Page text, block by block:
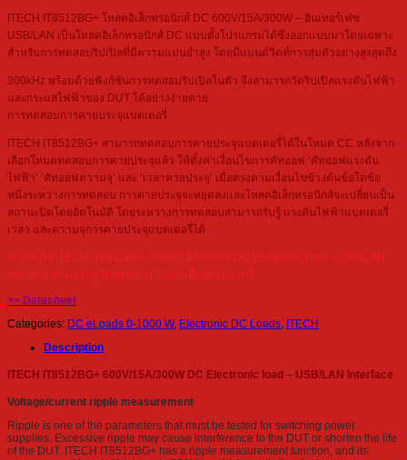
ITECH IT8512BG+ โหลดอิเล็กทรอนิกส์ DC 600V/15A/300W – อินเทอร์เฟซ
USB/LAN เป็นโหลดอิเล็กทรอนิกส์ DC แบบตั้งโปรแกรมได้ซึ่งออกแบบมาโดยเฉพาะ
สำหรับการทดสอบริปเปิลที่มีความแม่นยำสูง โดยมีแบนด์วิดท์การสุ่มตัวอย่างสูงสุดถึง
300kHz พร้อมด้วยฟังก์ชันการทดสอบริปเปิลในตัว จึงสามารถวัดริปเปิลแรงดันไฟฟ้า
และกระแสไฟฟ้าของ DUT ได้อย่างง่ายดาย
การทดสอบการคายประจุแบตเตอรี่
ITECH IT8512BG+ สามารถทดสอบการคายประจุแบตเตอรี่ได้ในโหมด CC หลังจาก
เลือกโหมดทดสอบการคายประจุแล้ว ให้ตั้งค่าเงื่อนไขการคัทออฟ ‘คัทออฟแรงดัน
ไฟฟ้า’ ‘คัทออฟความจุ’ และ ‘เวลาคายประจุ’ เมื่อตรงตามเงื่อนไขข้างต้นข้อใดข้อ
หนึ่งระหว่างการทดสอบ การคายประจุจะหยุดลงและโหลดอิเล็กทรอนิกส์จะเปลี่ยนเป็น
สถานะปิดโดยอัตโนมัติ โดยระหว่างการทดสอบสามารถรับรู้ แรงดันไฟฟ้าแบตเตอรี่
เวลา และความจุการคายประจุแบตเตอรี่ได้
หากสนใจ ITECH IT8512BG+ 600V/15A/300W DC Electronic load – USB/LAN
Interface สามารถดู Datasheet ได้ตามลิ้งค์ด้านล่างนี้
>> Datasheet
Categories: DC eLoads 0-1000 W, Electronic DC Loads, ITECH
Description
ITECH IT8512BG+ 600V/15A/300W DC Electronic load – USB/LAN Interface
Voltage/current ripple measurement
Ripple is one of the parameters that must be tested for switching power
supplies. Excessive ripple may cause interference to the DUT or shorten the life
of the DUT. ITECH IT8512BG+ has a ripple measurement function, and its